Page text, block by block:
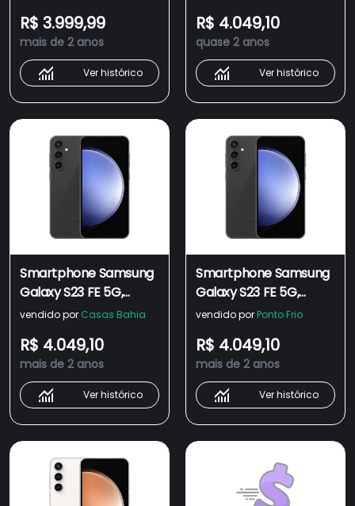
50MP+12+10, Tela
infinita 6.4
R$ 3.999,99
mais de 2 anos
Ver histórico
50MP+12+10, Tela
infinita 6.4"
R$ 4.049,10
quase 2 anos
Ver histórico
Smartphone Samsung
Galaxy S23 FE 5G,
256GB, 8GB RAM,
50MP+12+10, Tela
infinita 6.4" Grafite
vendido por Casas Bahia
R$ 4.049,10
mais de 2 anos
Ver histórico
Smartphone Samsung
Galaxy S23 FE 5G,
256GB, 8GB RAM,
50MP+12+10, Tela
infinita 6.4" Grafite
vendido por Ponto Frio
R$ 4.049,10
mais de 2 anos
Ver histórico